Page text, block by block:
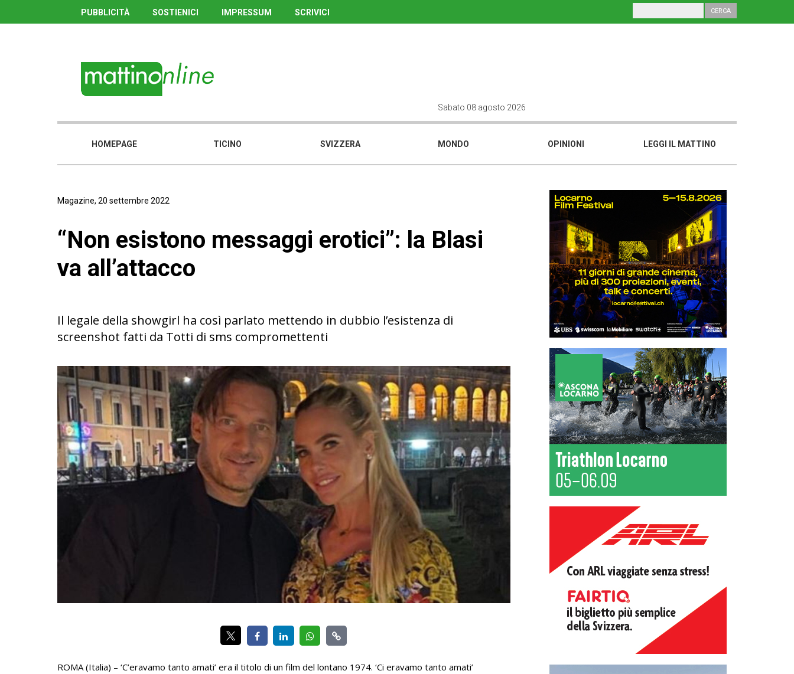
PUBBLICITÀ SOSTIENICI IMPRESSUM SCRIVICI
Sabato 08 agosto 2026
HOMEPAGE TICINO SVIZZERA MONDO OPINIONI LEGGI IL MATTINO
Magazine, 20 settembre 2022
“Non esistono messaggi erotici”: la Blasi
va all’attacco
Il legale della showgirl ha così parlato mettendo in dubbio l’esistenza di
screenshot fatti da Totti di sms compromettenti
ROMA (Italia) – ‘C’eravamo tanto amati’ era il titolo di un film del lontano 1974. ‘Ci eravamo tanto amati’